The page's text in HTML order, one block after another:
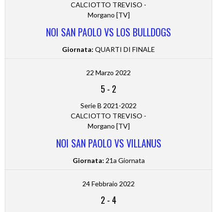
CALCIOTTO TREVISO -
Morgano [TV]
NOI SAN PAOLO VS LOS BULLDOGS
Giornata: QUARTI DI FINALE
22 Marzo 2022
5 - 2
Serie B 2021-2022
CALCIOTTO TREVISO -
Morgano [TV]
NOI SAN PAOLO VS VILLANUS
Giornata: 21a Giornata
24 Febbraio 2022
2 - 4